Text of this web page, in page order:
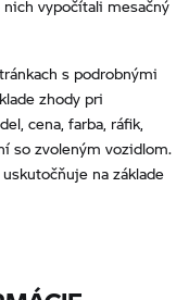
vypočítali mesačný
s podrobnými
zhody pri
cena, farba, ráfik,
so zvoleným vozidlom.
na základe